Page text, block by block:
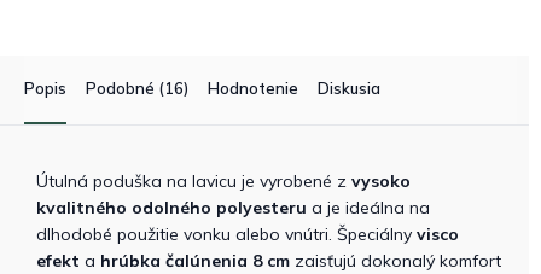
Popis Podobné (16) Hodnotenie Diskusia
Útulná poduška na lavicu je vyrobené z vysoko
kvalitného odolného polyesteru a je ideálna na
dlhodobé použitie vonku alebo vnútri. Špeciálny visco
efekt a hrúbka čalúnenia 8 cm zaisťujú dokonalý komfort